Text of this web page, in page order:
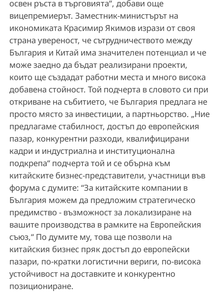
освен ръста в търговията“, добави още
вицепремиерът. Заместник-министърът на
икономиката Красимир Якимов изрази от своя
страна увереност, че сътрудничеството между
България и Китай има значителен потенциал и че
може заедно да бъдат реализирани проекти,
които ще създадат работни места и много висока
добавена стойност. Той подчерта в словото си при
откриване на събитието, че България предлага не
просто място за инвестиции, а партньорство. „Ние
предлагаме стабилност, достъп до европейския
пазар, конкурентни разходи, квалифицирани
кадри и индустриална и институционална
подкрепа“ подчерта той и се обърна към
китайските бизнес-представители, участници във
форума с думите: “За китайските компании в
България можем да предложим стратегическо
предимство - възможност за локализиране на
вашите производства в рамките на Европейския
съюз,“ По думите му, това ще позволи на
китайския бизнес пряк достъп до европейски
пазари, по-кратки логистични вериги, по-висока
устойчивост на доставките и конкурентно
позициониране.